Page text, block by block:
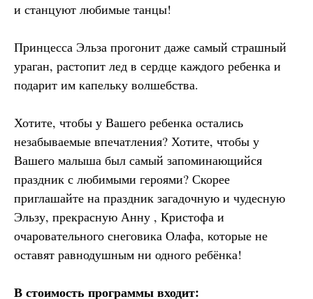
и станцуют любимые танцы!
Принцесса Эльза прогонит даже самый страшный
ураган, растопит лед в сердце каждого ребенка и
подарит им капельку волшебства.
Хотите, чтобы у Вашего ребенка остались
незабываемые впечатления? Хотите, чтобы у
Вашего малыша был самый запоминающийся
праздник с любимыми героями? Скорее
приглашайте на праздник загадочную и чудесную
Эльзу, прекрасную Анну , Кристофа и
очаровательного снеговика Олафа, которые не
оставят равнодушным ни одного ребёнка!
В стоимость программы входит: